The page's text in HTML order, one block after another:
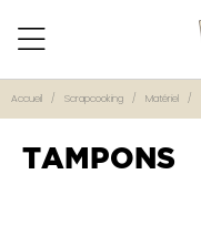
Accueil Scrapcooking Matériel
TAMPONS